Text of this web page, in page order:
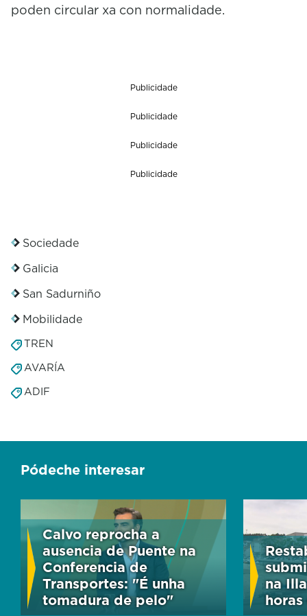
poden circular xa con normalidade.
Publicidade
Publicidade
Publicidade
Publicidade
Sociedade
Galicia
San Sadurniño
Mobilidade
TREN
AVARÍA
ADIF
Pódeche interesar
Calvo reprocha a
ausencia de Puente na
Conferencia de
Transportes: "É unha
tomadura de pelo"
na